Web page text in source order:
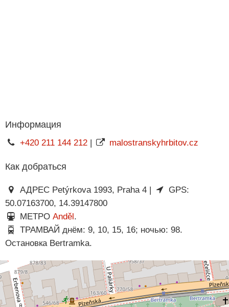
Информация
+420 211 144 212| malostranskyhrbitov.cz
Как добраться
АДРЕС Petýrkova 1993, Praha 4 |
GPS:
50.07163700, 14.39147800
МЕТРО Anděl.
ТРАМВАЙ днём: 9, 10, 15, 16; ночью: 98.
Остановка Bertramka.